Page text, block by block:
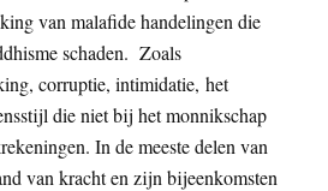
van malafide handelingen die
schaden. Zoals
corruptie, intimidatie, het
die niet bij het monnikschap
In de meeste delen van
van kracht en zijn bijeenkomsten